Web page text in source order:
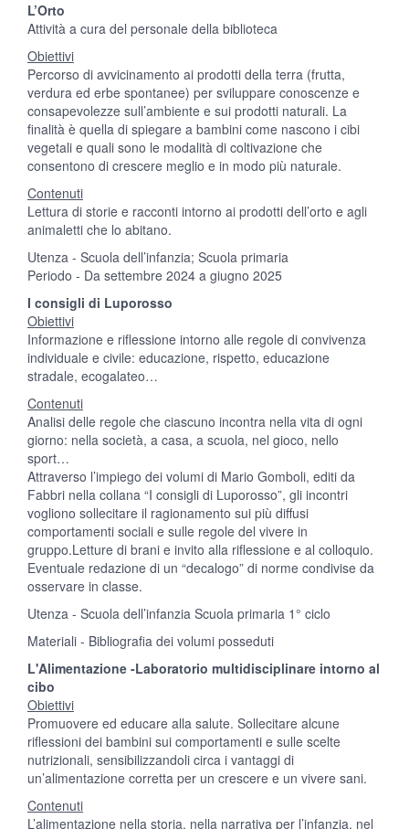
L’Orto
Attività a cura del personale della biblioteca
Obiettivi
Percorso di avvicinamento ai prodotti della terra (frutta,
verdura ed erbe spontanee) per sviluppare conoscenze e
consapevolezze sull’ambiente e sui prodotti naturali. La
finalità è quella di spiegare a bambini come nascono i cibi
vegetali e quali sono le modalità di coltivazione che
consentono di crescere meglio e in modo più naturale.
Contenuti
Lettura di storie e racconti intorno ai prodotti dell’orto e agli
animaletti che lo abitano.
Utenza - Scuola dell’infanzia; Scuola primaria
Periodo - Da settembre 2024 a giugno 2025
I consigli di Luporosso
Obiettivi
Informazione e riflessione intorno alle regole di convivenza
individuale e civile: educazione, rispetto, educazione
stradale, ecogalateo…
Contenuti
Analisi delle regole che ciascuno incontra nella vita di ogni
giorno: nella società, a casa, a scuola, nel gioco, nello
sport…
Attraverso l’impiego dei volumi di Mario Gomboli, editi da
Fabbri nella collana “I consigli di Luporosso”, gli incontri
vogliono sollecitare il ragionamento sui più diffusi
comportamenti sociali e sulle regole del vivere in
gruppo.Letture di brani e invito alla riflessione e al colloquio.
Eventuale redazione di un “decalogo” di norme condivise da
osservare in classe.
Utenza - Scuola dell’infanzia Scuola primaria 1° ciclo
Materiali - Bibliografia dei volumi posseduti
L'Alimentazione -Laboratorio multidisciplinare intorno al
cibo
Obiettivi
Promuovere ed educare alla salute. Sollecitare alcune
riflessioni dei bambini sui comportamenti e sulle scelte
nutrizionali, sensibilizzandoli circa i vantaggi di
un’alimentazione corretta per un crescere e un vivere sani.
Contenuti
L’alimentazione nella storia, nella narrativa per l’infanzia, nel